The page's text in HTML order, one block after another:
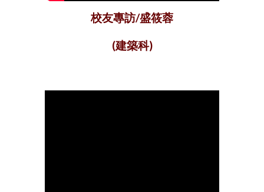
校友專訪/盛筱蓉
(建築科)